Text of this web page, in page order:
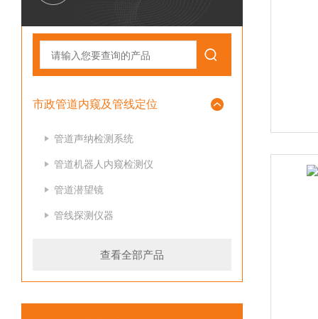
市政管道内窥及管线定位
管道声纳检测系统
管道机器人内窥检测仪
管道潜望镜
管线探测仪器
查看全部产品